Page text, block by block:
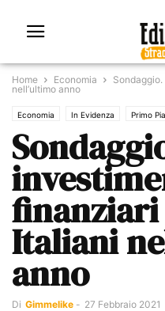
Home Economia
nell’ultimo anno
Economia In Evidenza Primo
Italiani
anno
Di Gimmelike - 27 Febbraio 2021